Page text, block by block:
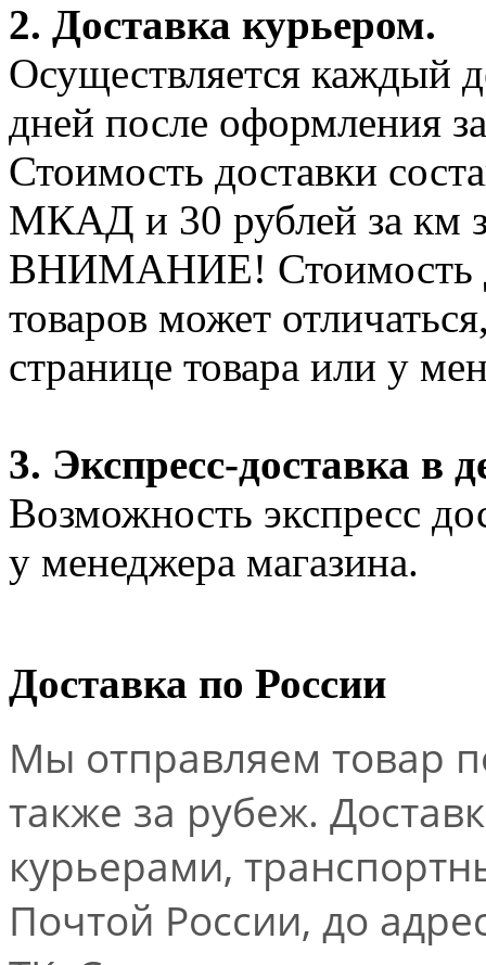
2. Доставка курьером.
Осуществляется каждый
дней после оформления
Стоимость доставки
МКАД и 30 рублей за км
ВНИМАНИЕ! Стоимость
товаров может
странице товара или у
3. Экспресс-доставка в
Возможность экспресс
у менеджера магазина.
Доставка по России
Мы отправляем товар
также за рубеж.
курьерами,
Почтой России, до